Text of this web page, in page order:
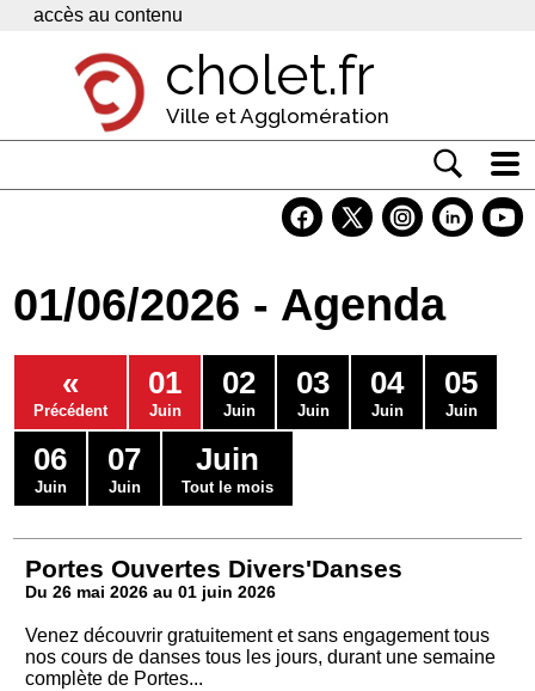
Panneau de gestion des cookies
accès au contenu
cholet.fr
Ville et Agglomération
Economie
Services
Contacts
01/06/2026 - Agenda
«
Précédent
01
Juin
02
Juin
03
Juin
04
Juin
05
Juin
06
Juin
07
Juin
Juin
Tout le mois
Portes Ouvertes Divers'Danses
Du 26 mai 2026 au 01 juin 2026
Venez découvrir gratuitement et sans engagement tous
nos cours de danses tous les jours, durant une semaine
complète de Portes...